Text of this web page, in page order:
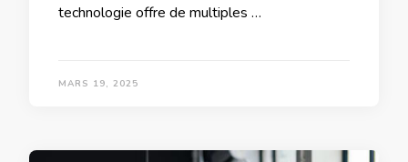
technologie offre de multiples …
MARS 19, 2025